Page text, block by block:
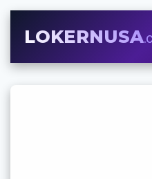
LOKERNUSA